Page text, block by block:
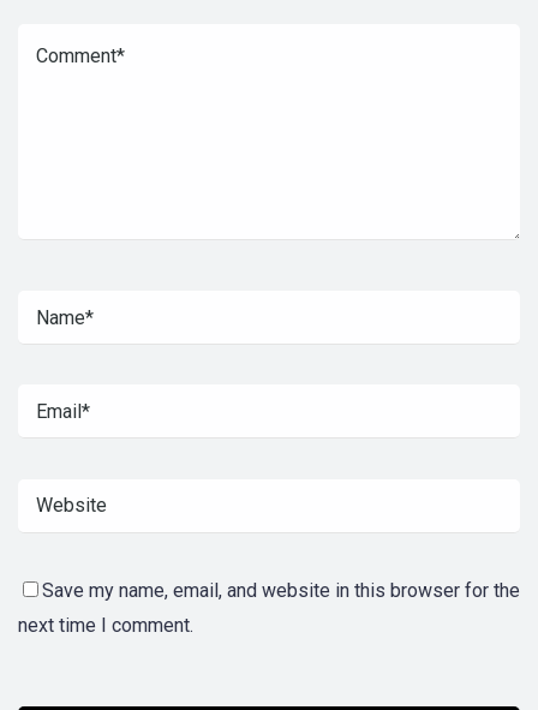
Save my name, email, and website in this browser for the
next time I comment.